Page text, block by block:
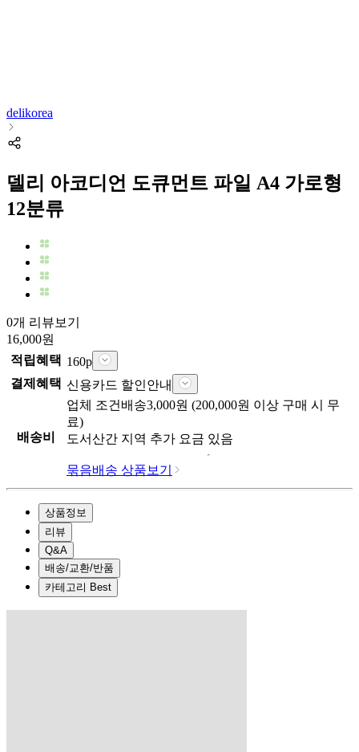
delikorea
델리 아코디언 도큐먼트 파일 A4 가로형
12분류
0개 리뷰보기
16,000원
적립혜택 160p
결제혜택 신용카드 할인안내
배송비
업체 조건배송3,000원 (200,000원 이상 구매 시 무
료)
도서산간 지역 추가 요금 있음
묶음배송 상품보기
상품정보
리뷰
Q&A
배송/교환/반품
카테고리 Best